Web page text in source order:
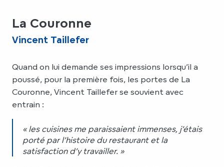
La Couronne
Vincent Taillefer
Quand on lui demande ses impressions lorsqu’il a
poussé, pour la première fois, les portes de La
Couronne, Vincent Taillefer se souvient avec
entrain :
« les cuisines me paraissaient immenses, j’étais
porté par l’histoire du restaurant et la
satisfaction d’y travailler. »